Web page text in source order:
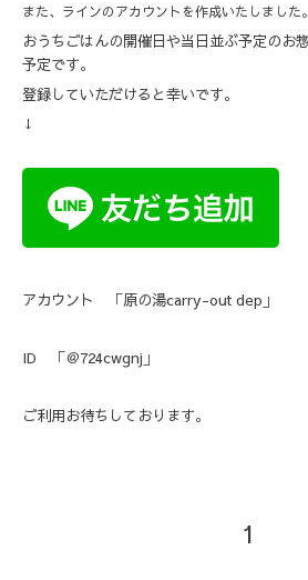
また、ラインのアカウントを作成いたしました
おうちごはんの開催日や当日並ぶ予定のお
予定です。
登録していただけると幸いです。
↓
アカウント 「原の湯carry-out dep」
ID 「＠724cwgnj」
ご利用お待ちしております。
1